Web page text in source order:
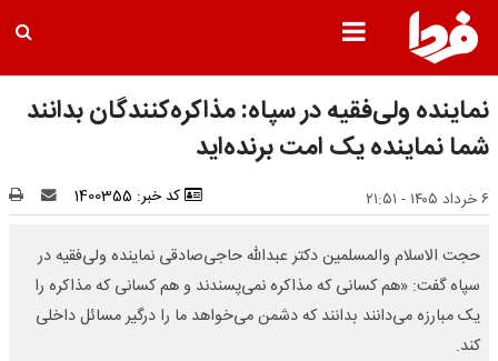
نماینده ولی‌فقیه در سپاه: مذاکره‌کنندگان بدانند
شما نماینده یک امت برنده‌اید
۶ خرداد ۱۴۰۵ - ۲۱:۵۱ کد خبر: 1400355
حجت الاسلام والمسلمین دکتر عبدالله حاجی‌صادقی نماینده ولی‌فقیه در
سپاه گفت: «هم کسانی که مذاکره نمی‌پسندند و هم کسانی که مذاکره را
یک مبارزه می‌دانند بدانند که دشمن می‌خواهد ما را درگیر مسائل داخلی
کند.